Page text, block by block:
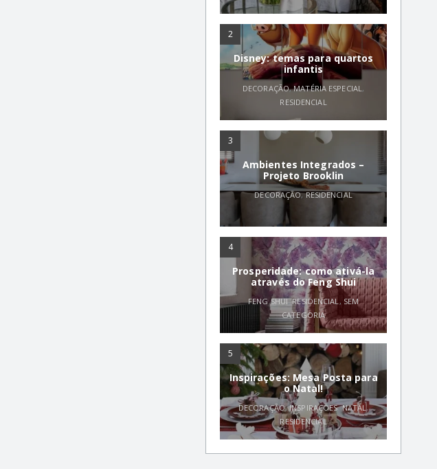
2
Disney: temas para quartos
infantis
DECORAÇÃO,MATÉRIA ESPECIAL,
RESIDENCIAL
3
Ambientes Integrados –
Projeto Brooklin
DECORAÇÃO,RESIDENCIAL
4
Prosperidade: como ativá-la
através do Feng Shui
FENG SHUI,RESIDENCIAL, SEM
CATEGORIA
5
Inspirações: Mesa Posta para
o Natal!
DECORAÇÃO,INSPIRAÇÕES,NATAL,
RESIDENCIAL